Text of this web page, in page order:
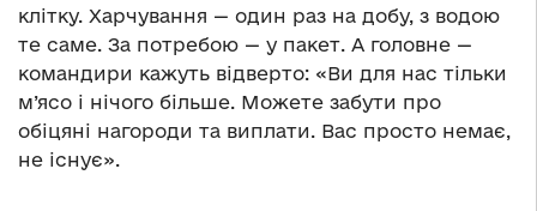
клітку. Харчування — один раз на добу, з водою
те саме. За потребою — у пакет. А головне —
командири кажуть відверто: «Ви для нас тільки
м’ясо і нічого більше. Можете забути про
обіцяні нагороди та виплати. Вас просто немає,
не існує».